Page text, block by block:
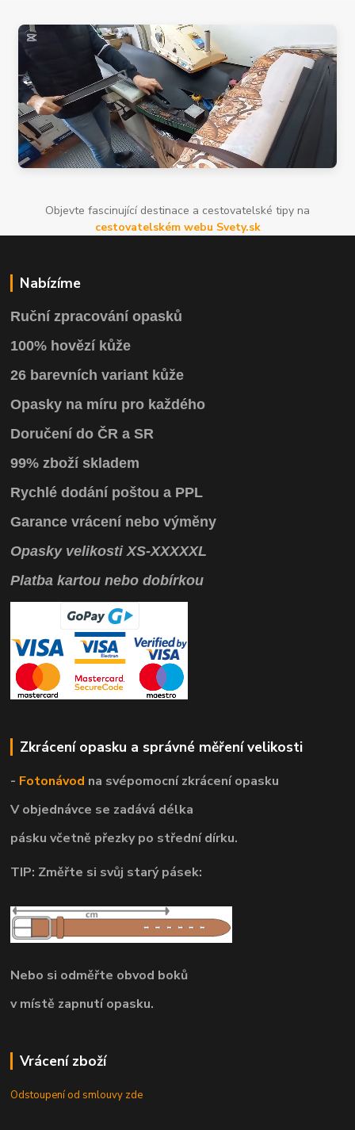
Objevte fascinující destinace a cestovatelské tipy na
cestovatelském webu Svety.sk
Nabízíme
Ruční zpracování opasků
100% hovězí kůže
26 barevních variant kůže
Opasky na míru pro každého
Doručení do ČR a SR
99% zboží skladem
Rychlé dodání poštou a PPL
Garance vrácení nebo výměny
OpaskyvelikostiXS-XXXXXL
Platba kartou nebo dobírkou
Zkrácení opasku a správné měření velikosti
- Fotonávod na svépomocnízkrácení opasku
V objednávce se zadává délka
pásku včetně přezky po střední dírku.
TIP: Změřte si svůj starý pásek:
Nebo si odměřte obvod boků
v místě zapnutí opasku.
Vrácení zboží
Odstoupení od smlouvy zde